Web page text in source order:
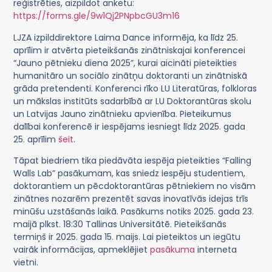
reģistrēties, aizpildot anketu:
https://forms.gle/9w1Qj2PNpbcGU3m16
LJZA izpilddirektore Laima Dance informēja, ka līdz 25.
aprīlim ir atvērta pieteikšanās zinātniskajai konferencei
“Jauno pētnieku diena 2025”, kurai aicināti pieteikties
humanitāro un sociālo zinātņu doktoranti un zinātniskā
grāda pretendenti. Konferenci rīko LU Literatūras, folkloras
un mākslas institūts sadarbībā ar LU Doktorantūras skolu
un Latvijas Jauno zinātnieku apvienība. Pieteikumus
dalībai konferencē ir iespējams iesniegt līdz 2025. gada
25. aprīlimšeit.
Tāpat biedriem tika piedāvāta iespēja pieteikties “Falling
Walls Lab” pasākumam, kas sniedz iespēju studentiem,
doktorantiem un pēcdoktorantūras pētniekiem no visām
zinātnes nozarēm prezentēt savas inovatīvās idejas trīs
minūšu uzstāšanās laikā. Pasākums notiks 2025. gada 23.
maijā plkst. 18:30 Tallinas Universitātē. Pieteikšanās
termiņš ir 2025. gada 15. maijs. Lai pieteiktos un iegūtu
vairāk informācijas, apmeklējietpasākumainterneta
vietni.